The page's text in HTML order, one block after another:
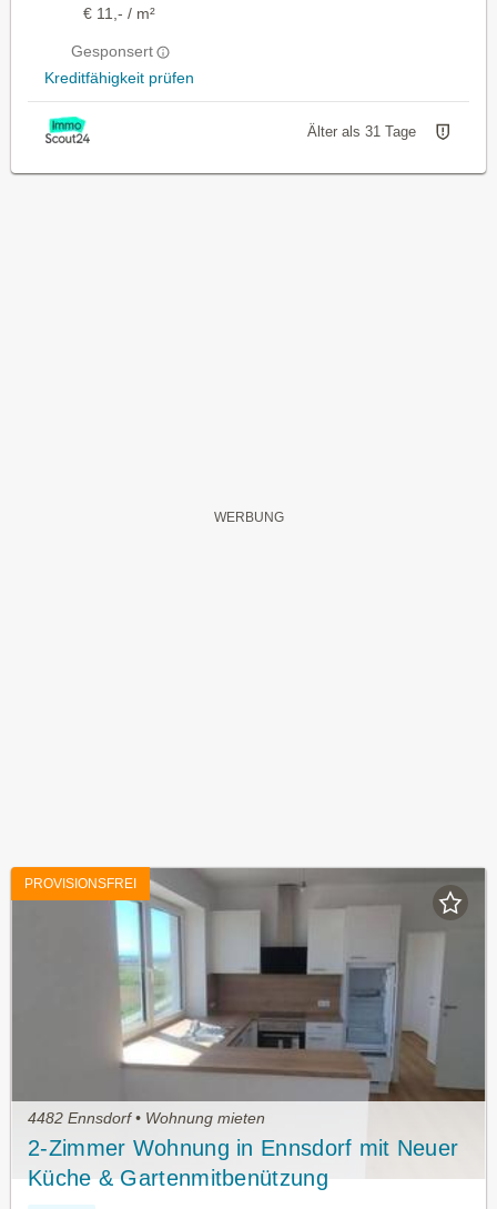
€ 11,- / m²
Gesponsert
Kreditfähigkeit prüfen
Älter als 31 Tage
PROVISIONSFREI
4482 Ennsdorf • Wohnung mieten
2-Zimmer Wohnung in Ennsdorf mit Neuer
Küche & Gartenmitbenützung